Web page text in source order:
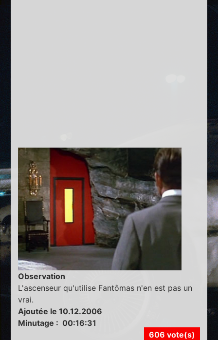
Observation
L'ascenseur qu'utilise Fantômas n'en est pas un
vrai.
Ajoutée le 10.12.2006
Minutage : 00:16:31
606 vote(s)